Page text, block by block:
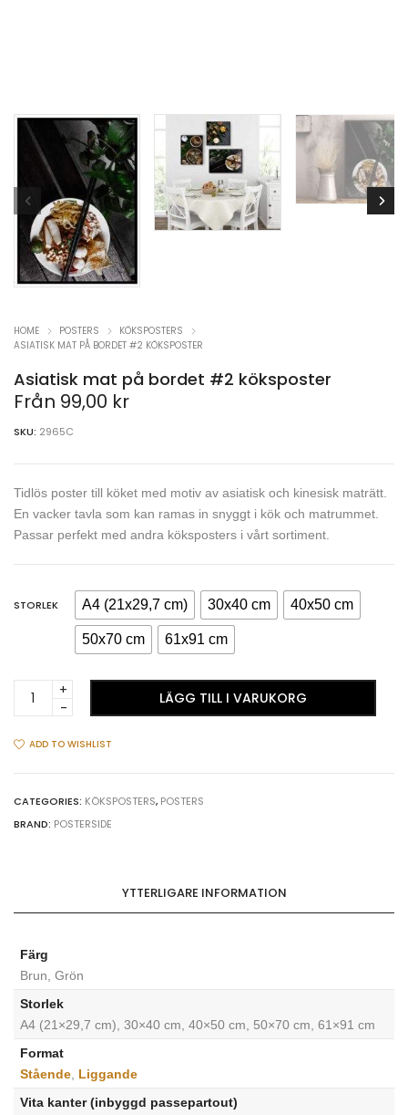
HOME POSTERS
KÖKSPOSTERS
ASIATISK MAT PÅ BORDET #2 KÖKSPOSTER
Asiatisk mat på bordet #2 köksposter
Från 99,00 kr
SKU: 2965C
Tidlös poster till köket med motiv av asiatisk och kinesisk maträtt.
En vacker tavla som kan ramas in snyggt i kök och matrummet.
Passar perfekt med andra köksposters i vårt sortiment.
STORLEK A4 (21x29,7 cm) 30x40 cm 40x50 cm
50x70 cm 61x91 cm
Asiatisk
mat
bordet
quantity
LÄGG TILL I VARUKORG
ADD TO WISHLIST
CATEGORIES: KÖKSPOSTERS, POSTERS
BRAND: POSTERSIDE
YTTERLIGARE INFORMATION
Färg
Brun, Grön
Storlek
A4 (21×29,7 cm), 30×40 cm, 40×50 cm, 50×70 cm, 61×91 cm
Format
Stående, Liggande
Vita kanter (inbyggd passepartout)